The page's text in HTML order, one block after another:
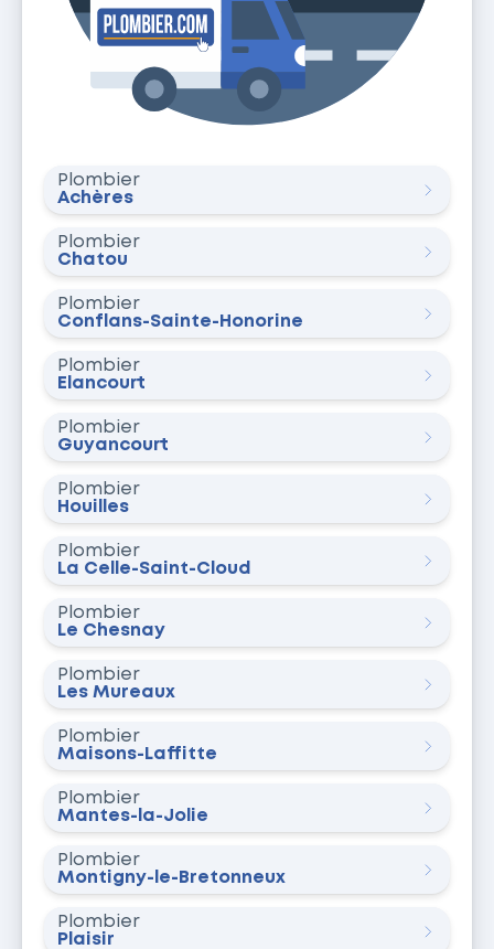
Plombier
Achères
Plombier
Chatou
Plombier
Conflans-Sainte-Honorine
Plombier
Élancourt
Plombier
Guyancourt
Plombier
Houilles
Plombier
La Celle-Saint-Cloud
Plombier
Le Chesnay
Plombier
Les Mureaux
Plombier
Maisons-Laffitte
Plombier
Mantes-la-Jolie
Plombier
Montigny-le-Bretonneux
Plombier
Plaisir